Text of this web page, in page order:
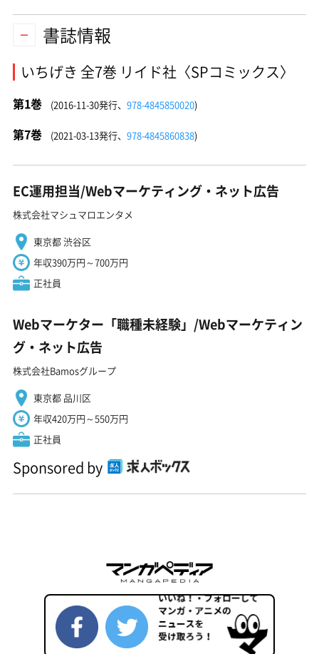
書誌情報
いちげき 全7巻 リイド社〈SPコミックス〉
第1巻 (2016-11-30発行、 978-4845850020)
第7巻 (2021-03-13発行、 978-4845860838)
EC運用担当/Webマーケティング・ネット広告
株式会社マシュマロエンタメ
東京都 渋谷区
年収390万円～700万円
正社員
Webマーケター「職種未経験」/Webマーケティン
グ・ネット広告
株式会社Bamosグループ
東京都 品川区
年収420万円～550万円
正社員
Sponsored by